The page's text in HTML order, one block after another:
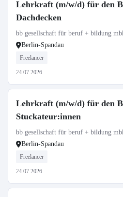
Lehrkraft (m/w/d) für den
Dachdecken
bb gesellschaft für beruf + bildung
Berlin-Spandau
Freelancer
24.07.2026
Lehrkraft (m/w/d) für den
Stuckateur:innen
bb gesellschaft für beruf + bildung
Berlin-Spandau
Freelancer
24.07.2026